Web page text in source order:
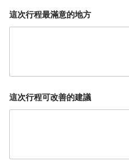
這次行程最滿意的地方
這次行程可改善的建議